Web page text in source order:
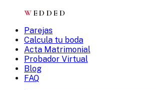
W EDDED
Parejas
Calcula tu boda
Acta Matrimonial
Probador Virtual
Blog
FAQ